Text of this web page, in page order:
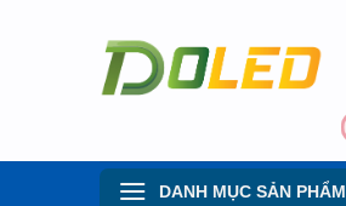
DANH MỤC SẢN PHẨM